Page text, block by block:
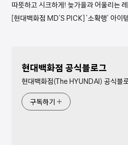
따뜻하고 시크하게! 늦가을과 어울리는
[현대백화점 MD’S PICK] '소확행' 아이
현대백화점 공식블로그
현대백화점(The HYUNDAI) 공식블
구독하기